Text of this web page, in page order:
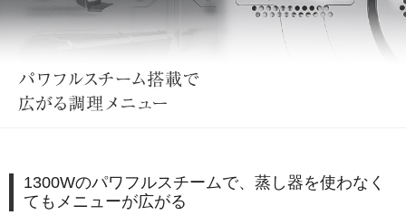
1300Wのパワフルスチームで、蒸し器を使わなく
てもメニューが広がる